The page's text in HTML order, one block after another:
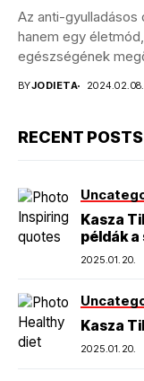
Az anti-gyulladásos
hanem egy
egészségének
BYJODIETA 2024.02.08.
RECENT POSTS
Kasza
példák
2025.01.20.
Kasza
2025.01.20.